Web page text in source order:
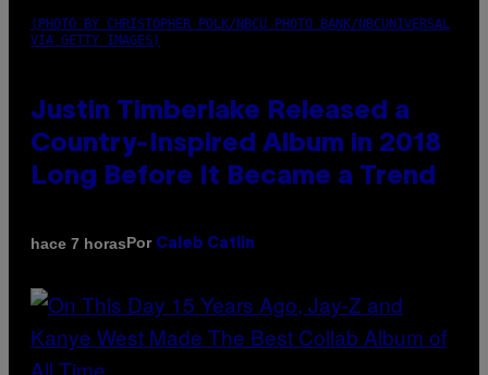
(PHOTO BY CHRISTOPHER POLK/NBCU PHOTO BANK/NBCUNIVERSAL
VIA GETTY IMAGES)
Justin Timberlake Released a
Country-Inspired Album in 2018
Long Before It Became a Trend
hace 7 horasPor Caleb Catlin